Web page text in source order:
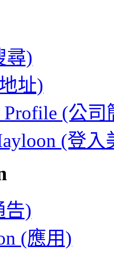
尋)
址)
Profile (公司
(登入
告)
(應用)